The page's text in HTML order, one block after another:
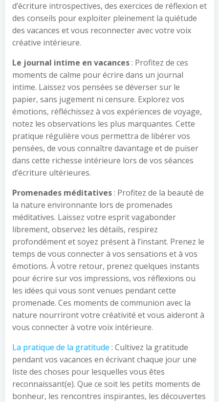
d’écriture introspectives, des exercices de réflexion et
des conseils pour exploiter pleinement la quiétude
des vacances et vous reconnecter avec votre voix
créative intérieure.
Le journal intime en vacances: Profitez de ces
moments de calme pour écrire dans un journal
intime. Laissez vos pensées se déverser sur le
papier, sans jugement ni censure. Explorez vos
émotions, réfléchissez à vos expériences de voyage,
notez les observations les plus marquantes. Cette
pratique régulière vous permettra de libérer vos
pensées, de vous connaître davantage et de puiser
dans cette richesse intérieure lors de vos séances
d’écriture ultérieures.
Promenades méditatives: Profitez de la beauté de
la nature environnante lors de promenades
méditatives. Laissez votre esprit vagabonder
librement, observez les détails, respirez
profondément et soyez présent à l’instant. Prenez le
temps de vous connecter à vos sensations et à vos
émotions. À votre retour, prenez quelques instants
pour écrire sur vos impressions, vos réflexions ou
les idées qui vous sont venues pendant cette
promenade. Ces moments de communion avec la
nature nourriront votre créativité et vous aideront à
vous connecter à votre voix intérieure.
La pratique de la gratitude : Cultivez la gratitude
pendant vos vacances en écrivant chaque jour une
liste des choses pour lesquelles vous êtes
reconnaissant(e). Que ce soit les petits moments de
bonheur, les rencontres inspirantes, les découvertes